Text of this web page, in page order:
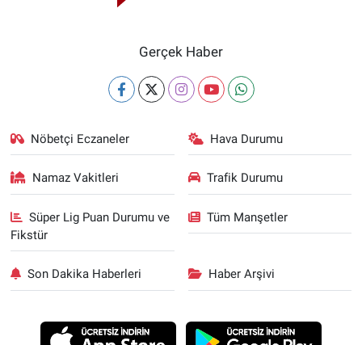
Gerçek Haber
Nöbetçi Eczaneler Hava Durumu
Namaz Vakitleri Trafik Durumu
Süper Lig Puan Durumu ve
Fikstür
Tüm Manşetler
Son Dakika Haberleri Haber Arşivi